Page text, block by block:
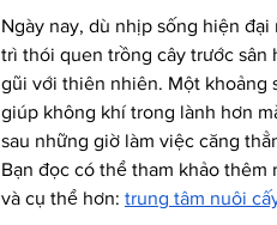
Ngày nay, dù nhịp sống hiện
trì thói quen trồng cây trước sân
gũi với thiên nhiên. Một khoảng
giúp không khí trong lành hơn
sau những giờ làm việc căng
Bạn đọc có thể tham khảo
và cụ thể hơn: trung tâm nuôi